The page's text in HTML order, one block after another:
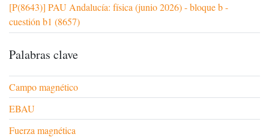
[P(8643)] PAU Andalucía: física (junio 2026) - bloque b -
cuestión b1 (8657)
Palabras clave
Campo magnético
EBAU
Fuerza magnética